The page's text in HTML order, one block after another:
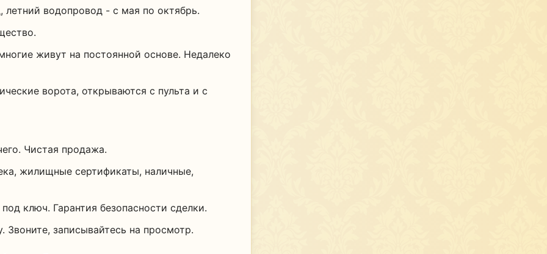
водопровод - с мая по октябрь.
живут на постоянной основе. Недалеко
ворота, открываются с пульта и с
Чистая продажа.
жилищные сертификаты, наличные,
ключ. Гарантия безопасности сделки.
записывайтесь на просмотр.